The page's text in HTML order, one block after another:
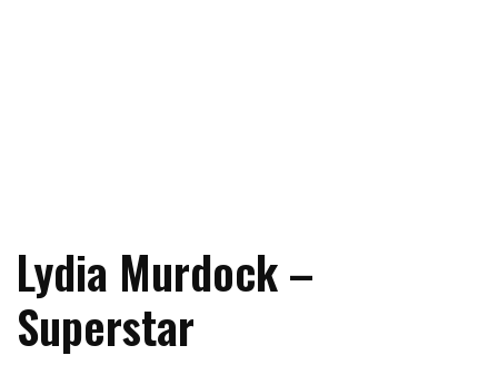
Lydia Murdock –
Superstar